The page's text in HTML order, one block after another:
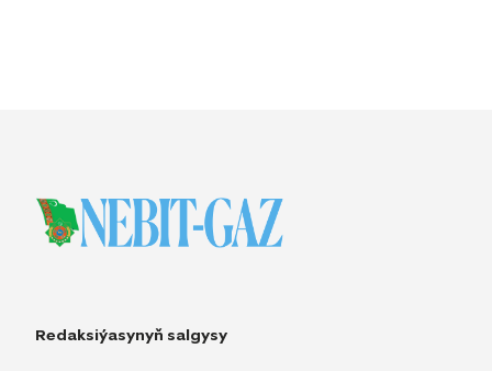
Redaksiýasynyň salgysy